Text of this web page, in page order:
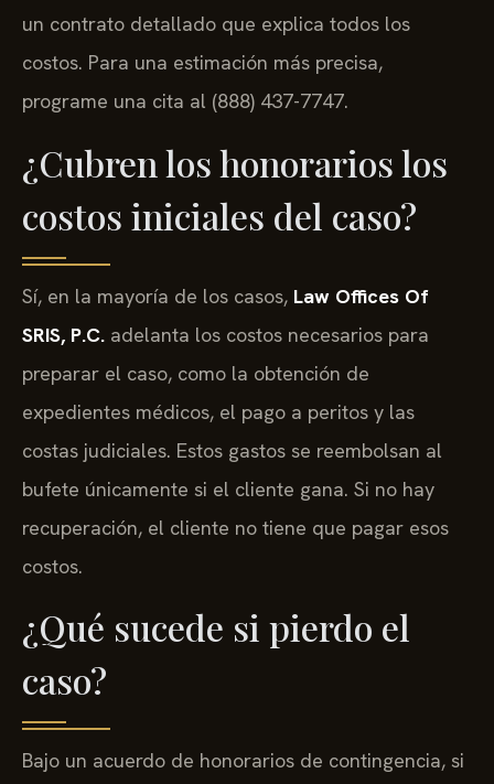
un contrato detallado que explica todos los
costos. Para una estimación más precisa,
programe una cita al (888) 437-7747.
¿Cubren los honorarios los
costos iniciales del caso?
Sí, en la mayoría de los casos, Law Offices Of
SRIS, P.C. adelanta los costos necesarios para
preparar el caso, como la obtención de
expedientes médicos, el pago a peritos y las
costas judiciales. Estos gastos se reembolsan al
bufete únicamente si el cliente gana. Si no hay
recuperación, el cliente no tiene que pagar esos
costos.
¿Qué sucede si pierdo el
caso?
Bajo un acuerdo de honorarios de contingencia, si